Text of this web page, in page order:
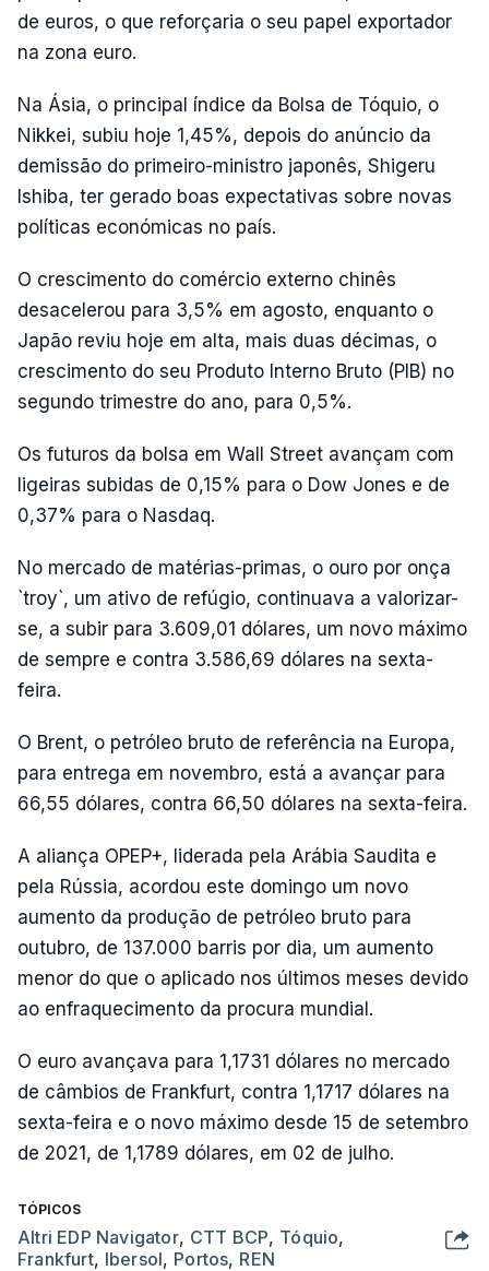
de euros, o que reforçaria o seu papel exportador
na zona euro.
Na Ásia, o principal índice da Bolsa de Tóquio, o
Nikkei, subiu hoje 1,45%, depois do anúncio da
demissão do primeiro-ministro japonês, Shigeru
Ishiba, ter gerado boas expectativas sobre novas
políticas económicas no país.
O crescimento do comércio externo chinês
desacelerou para 3,5% em agosto, enquanto o
Japão reviu hoje em alta, mais duas décimas, o
crescimento do seu Produto Interno Bruto (PIB) no
segundo trimestre do ano, para 0,5%.
Os futuros da bolsa em Wall Street avançam com
ligeiras subidas de 0,15% para o Dow Jones e de
0,37% para o Nasdaq.
No mercado de matérias-primas, o ouro por onça
`troy`, um ativo de refúgio, continuava a valorizar-
se, a subir para 3.609,01 dólares, um novo máximo
de sempre e contra 3.586,69 dólares na sexta-
feira.
O Brent, o petróleo bruto de referência na Europa,
para entrega em novembro, está a avançar para
66,55 dólares, contra 66,50 dólares na sexta-feira.
A aliança OPEP+, liderada pela Arábia Saudita e
pela Rússia, acordou este domingo um novo
aumento da produção de petróleo bruto para
outubro, de 137.000 barris por dia, um aumento
menor do que o aplicado nos últimos meses devido
ao enfraquecimento da procura mundial.
O euro avançava para 1,1731 dólares no mercado
de câmbios de Frankfurt, contra 1,1717 dólares na
sexta-feira e o novo máximo desde 15 de setembro
de 2021, de 1,1789 dólares, em 02 de julho.
TÓPICOS
Altri EDP Navigator, CTT BCP, Tóquio,
Frankfurt, Ibersol, Portos, REN